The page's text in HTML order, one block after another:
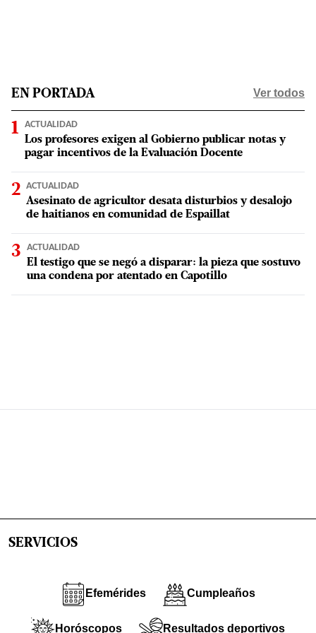
EN PORTADA Ver todos
ACTUALIDAD
Los profesores exigen al Gobierno publicar notas y
pagar incentivos de la Evaluación Docente
ACTUALIDAD
Asesinato de agricultor desata disturbios y desalojo
de haitianos en comunidad de Espaillat
ACTUALIDAD
El testigo que se negó a disparar: la pieza que sostuvo
una condena por atentado en Capotillo
SERVICIOS
Efemérides Cumpleaños
Horóscopos Resultados deportivos